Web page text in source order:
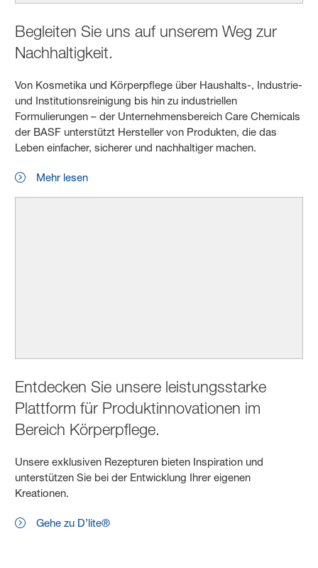
Begleiten Sie uns auf unserem Weg zur
Nachhaltigkeit.
Von Kosmetika und Körperpflege über Haushalts-, Industrie-
und Institutionsreinigung bis hin zu industriellen
Formulierungen – der Unternehmensbereich Care Chemicals
der BASF unterstützt Hersteller von Produkten, die das
Leben einfacher, sicherer und nachhaltiger machen.
Mehr lesen
Entdecken Sie unsere leistungsstarke
Plattform für Produktinnovationen im
Bereich Körperpflege.
Unsere exklusiven Rezepturen bieten Inspiration und
unterstützen Sie bei der Entwicklung Ihrer eigenen
Kreationen.
Gehe zu D’lite®